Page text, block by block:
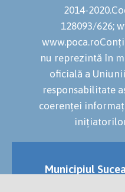
2014-
128093/626;
nu reprezintă în
oficială a
responsabilitate
coerenței
Municipiul